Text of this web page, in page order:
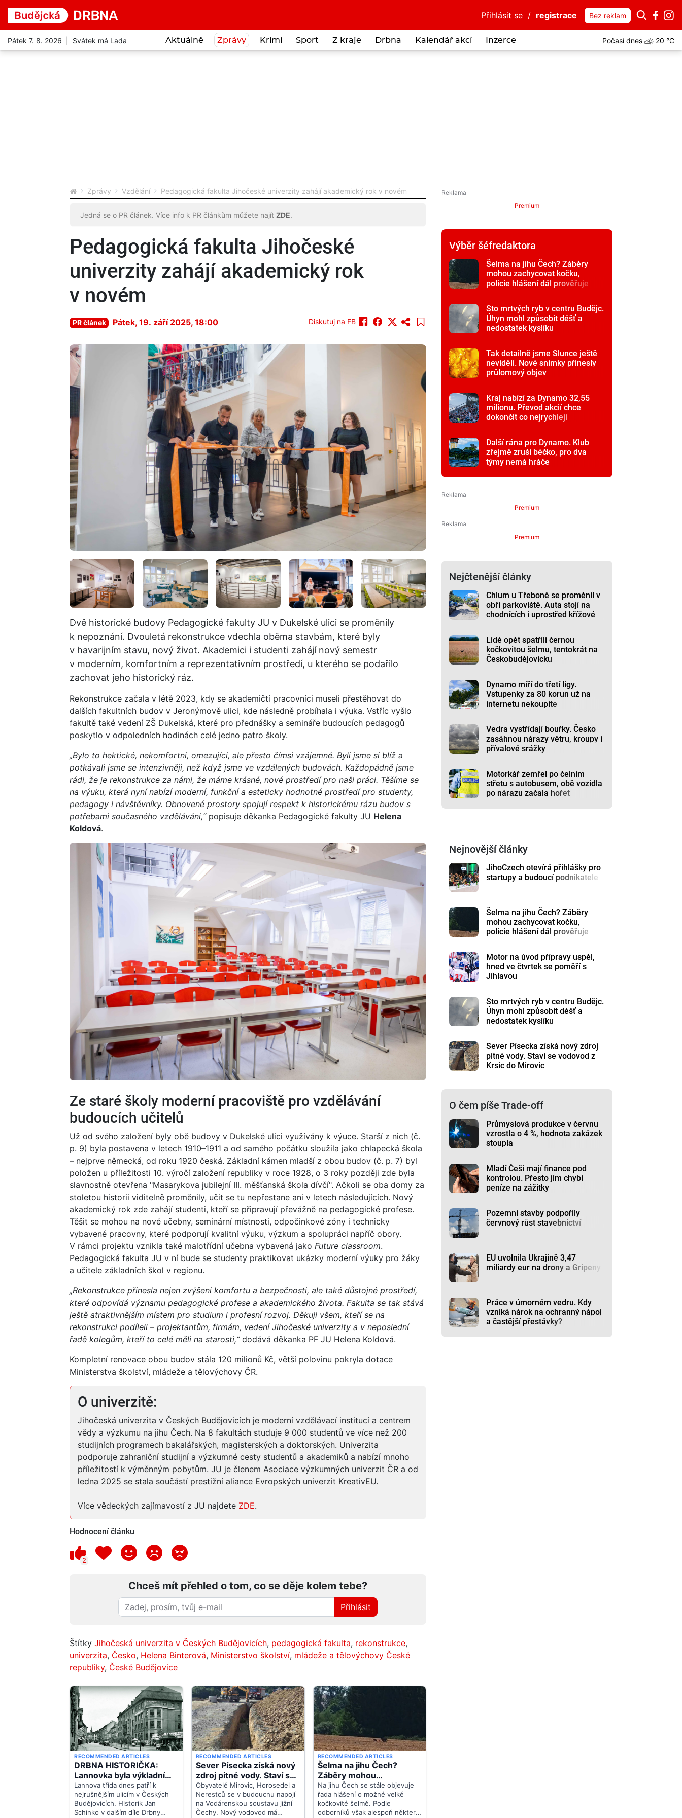
Přihlásit se / registrace Bez reklam
Pátek 7. 8. 2026 | Svátek má Lada Aktuálně Zprávy Krimi Sport Z kraje Drbna Kalendář akcí Inzerce Počasí dnes 20 °C
Zprávy Vzdělání Pedagogická fakulta Jihočeské univerzity zahájí akademický rok v novém
Jedná se o PR článek. Více info k PR článkům můžete najít ZDE.
Pedagogická fakulta Jihočeské
univerzity zahájí akademický rok
v novém
PR článek Pátek, 19. září 2025, 18:00 Diskutuj na FB
Dvě historické budovy Pedagogické fakulty JU v Dukelské ulici se proměnily
k nepoznání. Dvouletá rekonstrukce vdechla oběma stavbám, které byly
v havarijním stavu, nový život. Akademici i studenti zahájí nový semestr
v moderním, komfortním a reprezentativním prostředí, u kterého se podařilo
zachovat jeho historický ráz.
Rekonstrukce začala v létě 2023, kdy se akademičtí pracovníci museli přestěhovat do
dalších fakultních budov v Jeronýmově ulici, kde následně probíhala i výuka. Vstříc vyšlo
fakultě také vedení ZŠ Dukelská, které pro přednášky a semináře budoucích pedagogů
poskytlo v odpoledních hodinách celé jedno patro školy.
„Bylo to hektické, nekomfortní, omezující, ale přesto čímsi vzájemné. Byli jsme si blíž a
potkávali jsme se intenzivněji, než když jsme ve vzdálených budovách. Každopádně jsme
rádi, že je rekonstrukce za námi, že máme krásné, nové prostředí pro naši práci. Těšíme se
na výuku, která nyní nabízí moderní, funkční a esteticky hodnotné prostředí pro studenty,
pedagogy i návštěvníky. Obnovené prostory spojují respekt k historickému rázu budov s
potřebami současného vzdělávání,“popisuje děkanka Pedagogické fakulty JU Helena
Koldová.
Ze staré školy moderní pracoviště pro vzdělávání
budoucích učitelů
Už od svého založení byly obě budovy v Dukelské ulici využívány k výuce. Starší z nich (č.
p. 9) byla postavena v letech 1910–1911 a od samého počátku sloužila jako chlapecká škola
– nejprve německá, od roku 1920 česká. Základní kámen mladší z obou budov (č. p. 7) byl
položen u příležitosti 10. výročí založení republiky v roce 1928, o 3 roky později zde byla
slavnostně otevřena "Masarykova jubilejní III. měšťanská škola dívčí". Ačkoli se oba domy za
stoletou historii viditelně proměnily, učit se tu nepřestane ani v letech následujících. Nový
akademický rok zde zahájí studenti, kteří se připravují převážně na pedagogické profese.
Těšit se mohou na nové učebny, seminární místnosti, odpočinkové zóny i technicky
vybavené pracovny, které podporují kvalitní výuku, výzkum a spolupráci napříč obory.
V rámci projektu vznikla také malotřídní učebna vybavená jako Future classroom.
Pedagogická fakulta JU v ní bude se studenty praktikovat ukázky moderní výuky pro žáky
a učitele základních škol v regionu.
„Rekonstrukce přinesla nejen zvýšení komfortu a bezpečnosti, ale také důstojné prostředí,
které odpovídá významu pedagogické profese a akademického života. Fakulta se tak stává
ještě atraktivnějším místem pro studium i profesní rozvoj. Děkuji všem, kteří se na
rekonstrukci podíleli – projektantům, firmám, vedení Jihočeské univerzity a v neposlední
řadě kolegům, kteří to celé měli na starosti,“dodává děkanka PF JU Helena Koldová.
Kompletní renovace obou budov stála 120 milionů Kč, větší polovinu pokryla dotace
Ministerstva školství, mládeže a tělovýchovy ČR.
O univerzitě:
Jihočeská univerzita v Českých Budějovicích je moderní vzdělávací institucí a centrem
vědy a výzkumu na jihu Čech. Na 8 fakultách studuje 9 000 studentů ve více než 200
studijních programech bakalářských, magisterských a doktorských. Univerzita
podporuje zahraniční studijní a výzkumné cesty studentů a akademiků a nabízí mnoho
příležitostí k výměnným pobytům. JU je členem Asociace výzkumných univerzit ČR a od
ledna 2025 se stala součástí prestižní aliance Evropských univerzit KreativEU.
Více vědeckých zajímavostí z JU najdete ZDE.
Hodnocení článku
2
Chceš mít přehled o tom, co se děje kolem tebe?
Přihlásit
Štítky Jihočeská univerzita v Českých Budějovicích, pedagogická fakulta, rekonstrukce,
univerzita, Česko, Helena Binterová, Ministerstvo školství, mládeže a tělovýchovy České
republiky, České Budějovice
Premium
Výběr šéfredaktora
Šelma na jihu Čech? Záběry
mohou zachycovat kočku,
policie hlášení dál prověřuje
Sto mrtvých ryb v centru Budějc.
Úhyn mohl způsobit déšť a
nedostatek kyslíku
Tak detailně jsme Slunce ještě
neviděli. Nové snímky přinesly
průlomový objev
Kraj nabízí za Dynamo 32,55
milionu. Převod akcií chce
dokončit co nejrychleji
Další rána pro Dynamo. Klub
zřejmě zruší béčko, pro dva
týmy nemá hráče
Premium
Premium
Nejčtenější články
Chlum u Třeboně se proměnil v
obří parkoviště. Auta stojí na
chodnících i uprostřed křížové
Lidé opět spatřili černou
kočkovitou šelmu, tentokrát na
Českobudějovicku
Dynamo míří do třetí ligy.
Vstupenky za 80 korun už na
internetu nekoupíte
Vedra vystřídají bouřky. Česko
zasáhnou nárazy větru, kroupy i
přívalové srážky
Motorkář zemřel po čelním
střetu s autobusem, obě vozidla
po nárazu začala hořet
Nejnovější články
JihoCzech otevírá přihlášky pro
startupy a budoucí podnikatele
Šelma na jihu Čech? Záběry
mohou zachycovat kočku,
policie hlášení dál prověřuje
Motor na úvod přípravy uspěl,
hned ve čtvrtek se poměří s
Jihlavou
Sto mrtvých ryb v centru Budějc.
Úhyn mohl způsobit déšť a
nedostatek kyslíku
Sever Písecka získá nový zdroj
pitné vody. Staví se vodovod z
Krsic do Mirovic
O čem píše Trade-off
Průmyslová produkce v červnu
vzrostla o 4 %, hodnota zakázek
stoupla
Mladí Češi mají finance pod
kontrolou. Přesto jim chybí
peníze na zážitky
Pozemní stavby podpořily
červnový růst stavebnictví
EU uvolnila Ukrajině 3,47
miliardy eur na drony a Gripeny
Práce v úmorném vedru. Kdy
vzniká nárok na ochranný nápoj
a častější přestávky?